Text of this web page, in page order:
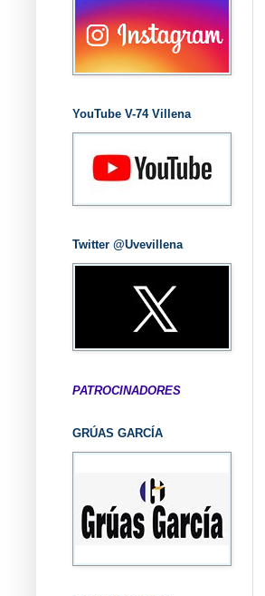
YouTube V-74 Villena
Twitter @Uvevillena
PATROCINADORES
GRÚAS GARCÍA